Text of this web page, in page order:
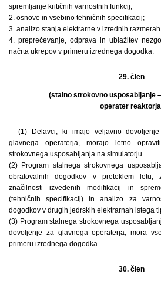
spremljanje kritičnih varnostnih funkcij;
2. osnove in vsebino tehničnih specifikacij;
3. analizo stanja elektrarne v izrednih
4. preprečevanje, odprava in ublažitev
načrta ukrepov v primeru izrednega dogodka.
29. člen
(stalno strokovno usposabljanje
operater
(1) Delavci, ki imajo veljavno
glavnega operaterja, morajo letno
strokovnega usposabljanja na simulatorju.
(2) Program stalnega strokovnega
obratovalnih dogodkov v preteklem letu,
značilnosti izvedenih modifikacij in
(tehničnih specifikacij) in analizo za
dogodkov v drugih jedrskih elektrarnah istega
(3) Program stalnega strokovnega
dovoljenje za glavnega operaterja, mora
primeru izrednega dogodka.
30. člen